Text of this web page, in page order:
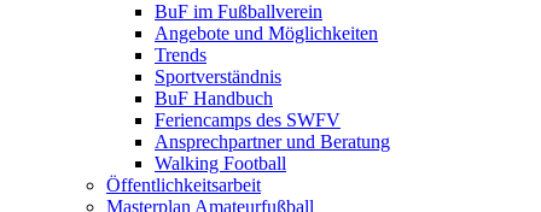
BuF im Fußballverein
Angebote und Möglichkeiten
Trends
Sportverständnis
BuF Handbuch
Feriencamps des SWFV
Ansprechpartner und Beratung
Walking Football
Öffentlichkeitsarbeit
Masterplan Amateurfußball